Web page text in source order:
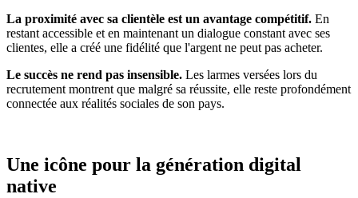
La proximité avec sa clientèle est un avantage compétitif. En
restant accessible et en maintenant un dialogue constant avec ses
clientes, elle a créé une fidélité que l'argent ne peut pas acheter.
Le succès ne rend pas insensible. Les larmes versées lors du
recrutement montrent que malgré sa réussite, elle reste profondément
connectée aux réalités sociales de son pays.
Une icône pour la génération digital
native